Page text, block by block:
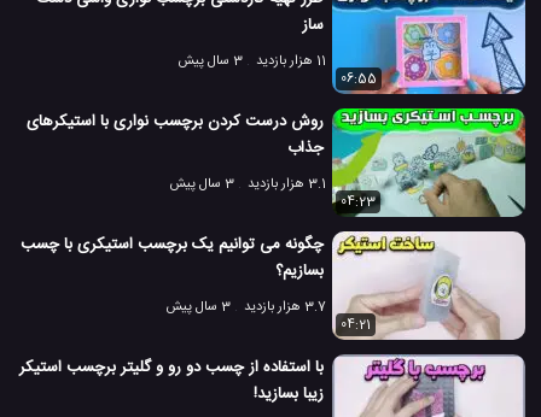
ساز
11 هزار بازدید
3 سال پیش
06:55
روش درست کردن برچسب نواری با استیکرهای
جذاب
3.1 هزار بازدید
3 سال پیش
04:23
چگونه می توانیم یک برچسب استیکری با چسب
بسازیم؟
3.7 هزار بازدید
3 سال پیش
04:21
با استفاده از چسب دو رو و گلیتر برچسب استیکر
زیبا بسازید!